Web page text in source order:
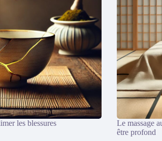
les blessures
Le massage
être profond